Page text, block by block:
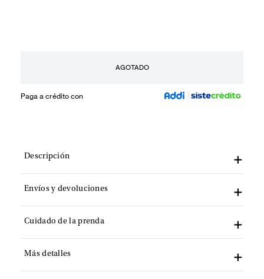
AGOTADO
Paga a crédito con
Descripción
Envíos y devoluciones
Cuidado de la prenda
Más detalles